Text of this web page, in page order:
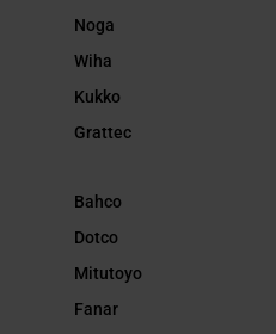
Noga
Wiha
Kukko
Grattec
Bahco
Dotco
Mitutoyo
Fanar